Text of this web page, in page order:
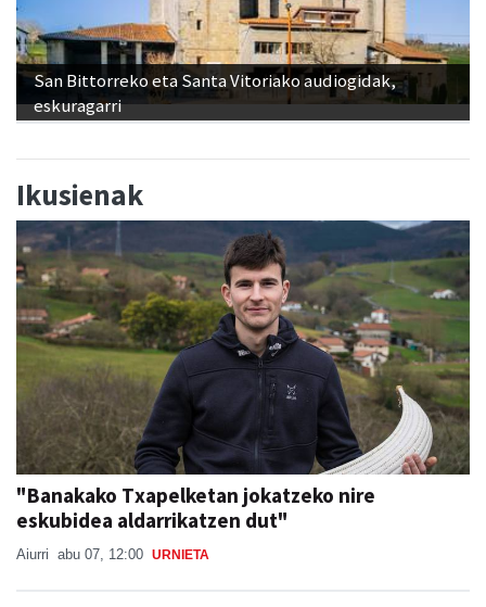
San Bittorreko eta Santa Vitoriako audiogidak,
eskuragarri
"Banakako Txapelketan jokatzeko nire
eskubidea aldarrikatzen dut"
Aiurri abu 07, 12:00 URNIETA